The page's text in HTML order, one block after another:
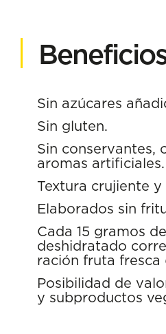
Sin azúcares
Sin gluten.
Sin conservantes,
aromas artificiales.
Textura crujiente
Elaborados sin
Cada 15 gramos
deshidratado
ración fruta fresca
Posibilidad de
y subproductos